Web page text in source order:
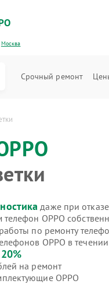
Москва
Срочный ремонт
даже при
OPPO
по ремонту
OPPO в течении
20%
на ремонт
OPPO